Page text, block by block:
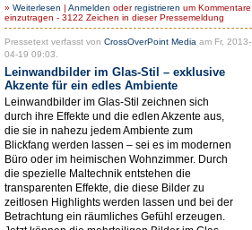
» Weiterlesen | Anmelden oderregistrieren um Kommentare
einzutragen - 3122 Zeichen in dieser Pressemeldung
Pressetext verfasst von CrossOverPoint Media am Fr, 2013-
04-19 09:03.
Leinwandbilder im Glas-Stil – exklusive
Akzente für ein edles Ambiente
Leinwandbilder im Glas-Stil zeichnen sich
durch ihre Effekte und die edlen Akzente aus,
die sie in nahezu jedem Ambiente zum
Blickfang werden lassen – sei es im modernen
Büro oder im heimischen Wohnzimmer. Durch
die spezielle Maltechnik entstehen die
transparenten Effekte, die diese Bilder zu
zeitlosen Highlights werden lassen und bei der
Betrachtung ein räumliches Gefühl erzeugen.